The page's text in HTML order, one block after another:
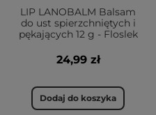
LIP LANOBALM Balsam
do ust spierzchniętych i
pękających 12 g - Floslek
24,99 zł
Dodaj do koszyka